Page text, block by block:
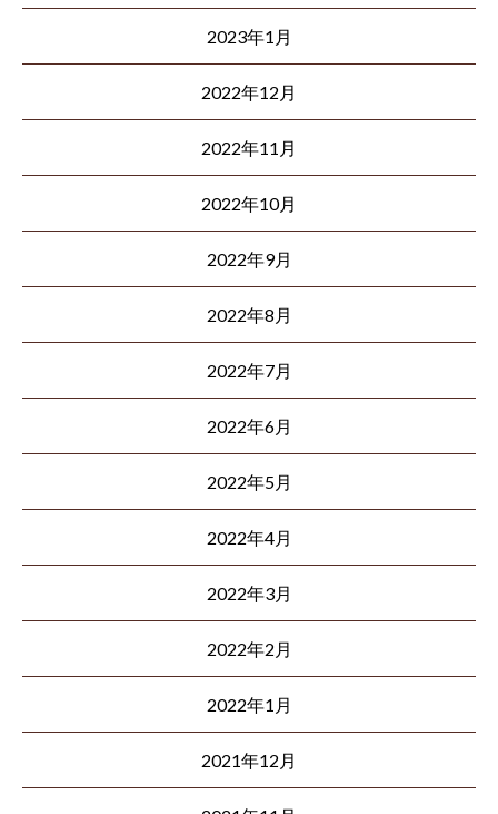
2023年1月
2022年12月
2022年11月
2022年10月
2022年9月
2022年8月
2022年7月
2022年6月
2022年5月
2022年4月
2022年3月
2022年2月
2022年1月
2021年12月